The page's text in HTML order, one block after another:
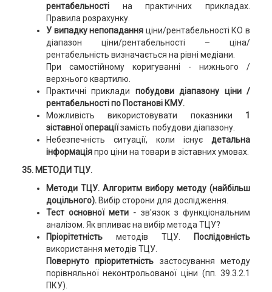
рентабельності на практичних прикладах.
Правила розрахунку.
У випадку непопадання ціни/рентабельності КО в
діапазон ціни/рентабельності – ціна/
рентабельність визначається на рівні медіани.
При самостійному коригуванні - нижнього /
верхнього квартилю.
Практичні приклади побудови діапазону ціни /
рентабельності по Постанові КМУ.
Можливість використовувати показники 1
зіставної операціїзамість побудови діапазону.
Небезпечність ситуації, коли існуєдетальна
інформаціяпро ціни на товари в зіставних умовах.
35. МЕТОДИ ТЦУ.
Методи ТЦУ. Алгоритм вибору методу (найбільш
доцільного). Вибір сторони для дослідження.
Тест основної мети - зв'язок з функціональним
аналізом. Як впливає на вибір метода ТЦУ?
Пріорітетність методів ТЦУ.
Послідовність
використання методів ТЦУ.
Повернуто пріоритетність застосування методу
порівняльної неконтрольованої ціни (пп. 39.3.2.1
ПКУ).